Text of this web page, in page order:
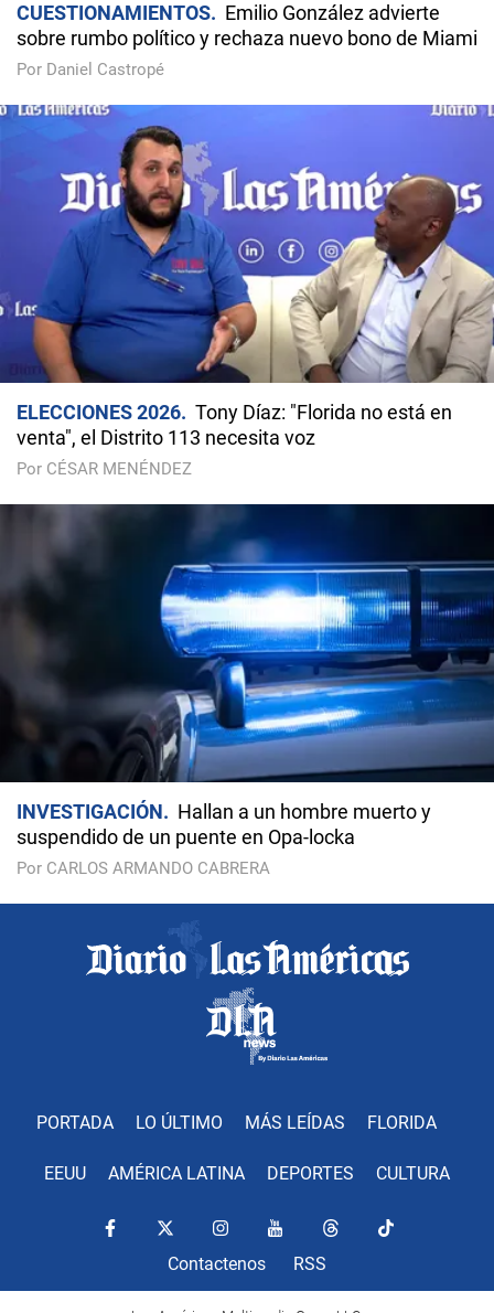
CUESTIONAMIENTOS
Emilio González advierte
sobre rumbo político y rechaza nuevo bono de Miami
Por Daniel Castropé
ELECCIONES 2026
Tony Díaz: "Florida no está en
venta", el Distrito 113 necesita voz
Por CÉSAR MENÉNDEZ
INVESTIGACIÓN
Hallan a un hombre muerto y
suspendido de un puente en Opa-locka
Por CARLOS ARMANDO CABRERA
PORTADA LO ÚLTIMO MÁS LEÍDAS FLORIDA
EEUU AMÉRICA LATINA DEPORTES CULTURA
Contactenos RSS